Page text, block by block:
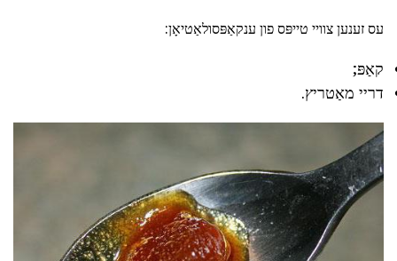
עס זענען צוויי טייפּס פון ענקאַפּסולאַטיאָן:
קאַפּ;
דריי מאַטריץ.